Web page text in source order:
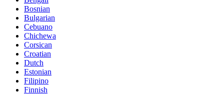
Bosnian
Bulgarian
Cebuano
Chichewa
Corsican
Croatian
Dutch
Estonian
Filipino
Finnish